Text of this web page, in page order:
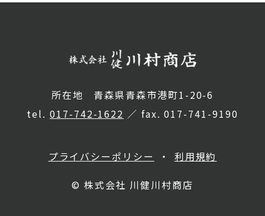
所在地 青森県青森市港町1-20-6
tel.017-742-1622 ／ fax. 017-741-9190
プライバシーポリシー
利用規約
© 株式会社 川健川村商店